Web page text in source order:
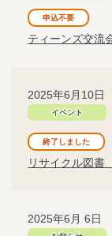
ティーンズ交流
申込不要
2025年6月10日
イベント
リサイクル図書
終了しました
2025年6月 6日